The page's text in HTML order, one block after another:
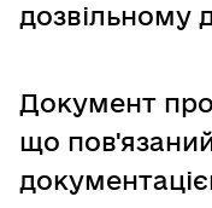
дозвільному
Документ
що